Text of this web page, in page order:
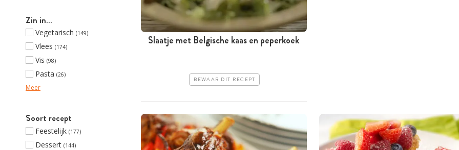
Zin in…
Vegetarisch (149)
Vlees (174)
Vis (98)
Pasta (26)
Meer
Soort recept
Feestelijk (177)
Dessert (144)
Slaatje met Belgische kaas en peperkoek
BEWAAR DIT RECEPT